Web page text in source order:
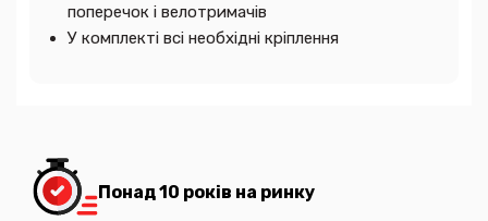
поперечок і велотримачів
У комплекті всі необхідні кріплення
Понад 10 років на ринку